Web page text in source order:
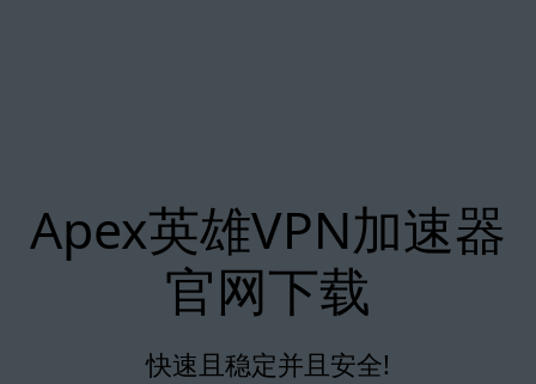
Apex英雄VPN加速器
官网下载
快速且稳定并且安全!